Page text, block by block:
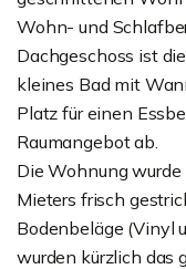
Wohn- und
Dachgeschoss ist
kleines Bad mit
Platz für einen
Raumangebot ab.
Die Wohnung
Mieters frisch
Bodenbeläge (Vinyl
wurden kürzlich das